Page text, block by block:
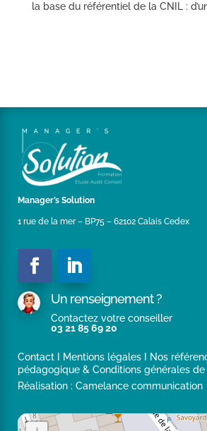
la base du référentiel de la CNIL :
internationale basé dans le
de 15 000 habitants (depuis décembre
Manager’s Solution
1 rue de la mer – BP75 – 62102 Calais Cedex
Un renseignement ?
Contactez votre conseiller
03 21 85 69 20
Contact I Mentions légales I Nos
pédagogique & Conditions générales
Réalisation : Camelance communication